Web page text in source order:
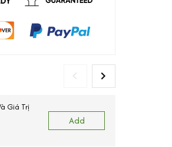
Giá Trị
Add